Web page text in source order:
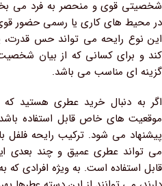
شخصیتی قوی و منحصر به فرد می‌
در محیط‌ های کاری یا رسمی حضور
این نوع رایحه می‌ تواند حس قدرت،
کند و برای کسانی که از بیان
گزینه‌ ای مناسب می باشد.
اگر به دنبال خرید عطری هستید
موقعیت‌ های خاص قابل استفاده
پیشنهاد می‌ شود. ترکیب رایحه فلفل
می‌ تواند عطری عمیق و چند بعدی
قابل استفاده است. به‌ ویژه افرادی که